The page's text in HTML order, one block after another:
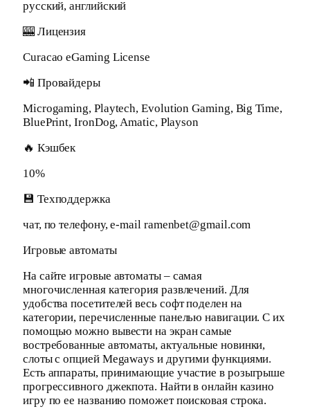
русский, английский
🎰 Лицензия
Curacao eGaming License
📲 Провайдеры
Microgaming, Playtech, Evolution Gaming, Big Time,
BluePrint, IronDog, Amatic, Playson
🔥 Кэшбек
10%
💾 Техподдержка
чат, по телефону, e-mail ramenbet@gmail.com
Игровые автоматы
На сайте игровые автоматы – самая
многочисленная категория развлечений. Для
удобства посетителей весь софт поделен на
категории, перечисленные панелью навигации. С их
помощью можно вывести на экран самые
востребованные автоматы, актуальные новинки,
слоты с опцией Megaways и другими функциями.
Есть аппараты, принимающие участие в розыгрыше
прогрессивного джекпота. Найти в онлайн казино
игру по ее названию поможет поисковая строка.